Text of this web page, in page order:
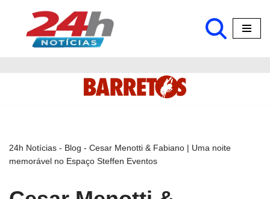
Pular
24h Notícias - Blog - Cesar Menotti & Fabiano | Uma noite
memorável no Espaço Steffen Eventos